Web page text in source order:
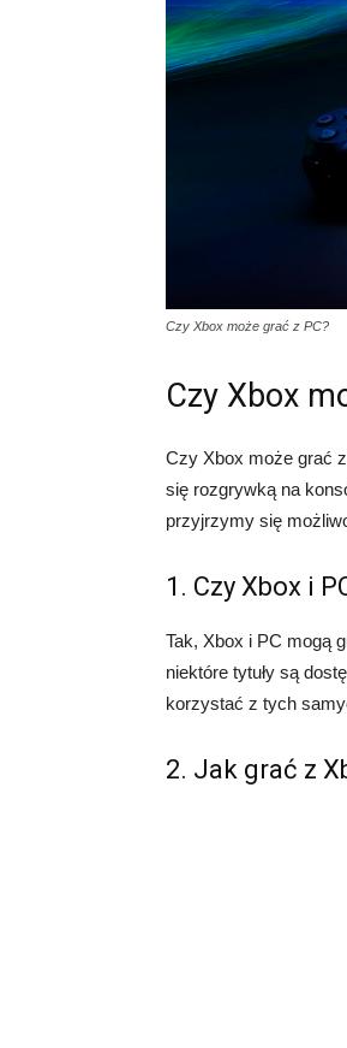
Czy Xbox może grać z PC?
Czy Xbox
Czy Xbox może grać
się rozgrywką na
przyjrzymy się
1. Czy Xbox i
Tak, Xbox i PC mogą
niektóre tytuły są
korzystać z tych
2. Jak grać z